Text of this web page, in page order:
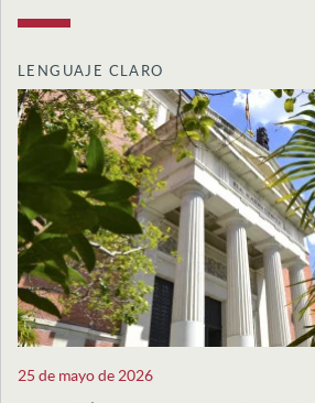
LENGUAJE CLARO
25 de mayo de 2026